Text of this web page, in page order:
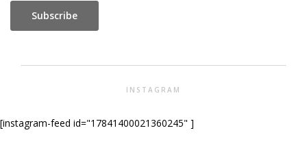
INSTAGRAM
[instagram-feed id="17841400021360245" ]